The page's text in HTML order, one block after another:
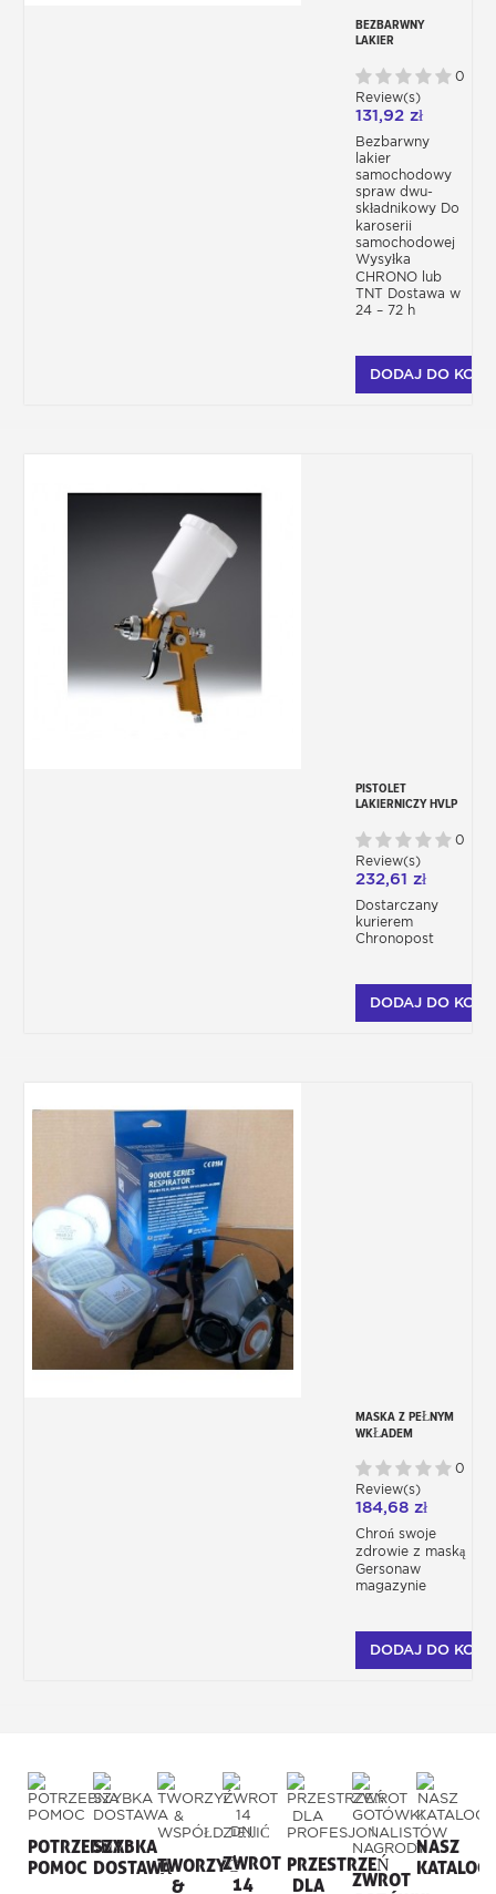
BEZBARWNY
LAKIER
AEROZOLU UHS
290ML 2C
0
Review(s)
131,92 zł
Bezbarwny
lakier
samochodowy
spraw dwu-
składnikowy Do
karoserii
samochodowej
Wysyłka
CHRONO lub
TNT Dostawa w
24 – 72 h
DODAJ DO
PISTOLET
LAKIERNICZY HVLP
0
Review(s)
232,61 zł
Dostarczany
kurierem
Chronopost
DODAJ DO
MASKA Z PEŁNYM
WKŁADEM
UŻYTKU
0
Review(s)
184,68 zł
Chroń swoje
zdrowie z maską
Gersonaw
magazynie
DODAJ DO
POTRZEBNA
POMOC
SZYBKA
DOSTAWATWORZYĆ
&
ZWROT
14
PRZESTRZEŃ
DLA
ZWROT
NASZ
KATALOG